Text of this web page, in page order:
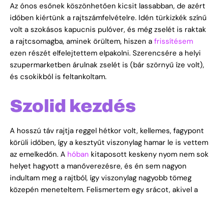
Az ónos esőnek köszönhetően kicsit lassabban, de azért
időben kiértünk a rajtszámfelvételre. Idén türkizkék színű
volt a szokásos kapucnis pulóver, és még zselét is raktak
a rajtcsomagba, aminek örültem, hiszen a frissítésem
ezen részét elfelejtettem elpakolni. Szerencsére a helyi
szupermarketben árulnak zselét is (bár szörnyű íze volt),
és csokikból is feltankoltam.
Szolid kezdés
A hosszú táv rajtja reggel hétkor volt, kellemes, fagypont
körüli időben, így a kesztyűt viszonylag hamar le is vettem
az emelkedőn. A hóban kitaposott keskeny nyom nem sok
helyet hagyott a manőverezésre, és én sem nagyon
indultam meg a rajtból, így viszonylag nagyobb tömeg
közepén meneteltem. Felismertem egy srácot, akivel a